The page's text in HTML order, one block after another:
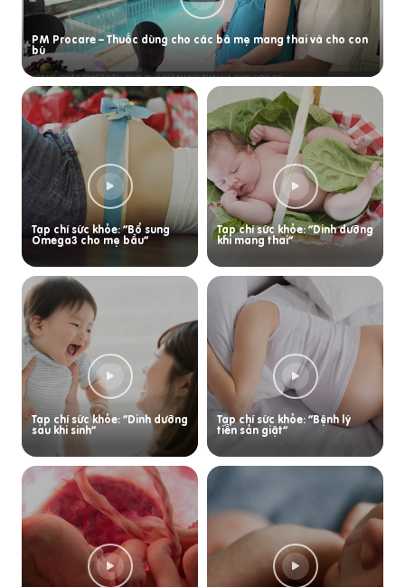
PM Procare – Thuốc dùng cho các bà mẹ mang thai và cho con
bú
Tạp chí sức khỏe: “Bổ sung
Omega3 cho mẹ bầu”
Tạp chí sức khỏe: “Dinh dưỡng
khi mang thai”
Tạp chí sức khỏe: “Dinh dưỡng
sau khi sinh”
Tạp chí sức khỏe: “Bệnh lý
tiền sản giật”